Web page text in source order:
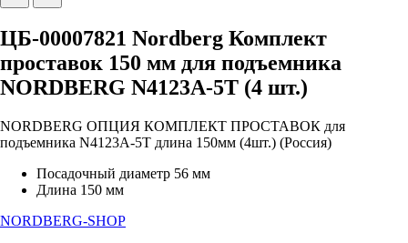
ЦБ-00007821 Nordberg Комплект
проставок 150 мм для подъемника
NORDBERG N4123A-5T (4 шт.)
NORDBERG ОПЦИЯ КОМПЛЕКТ ПРОСТАВОК для
подъемника N4123A-5T длина 150мм (4шт.) (Россия)
Посадочный диаметр 56 мм
Длина 150 мм
NORDBERG-SHOP